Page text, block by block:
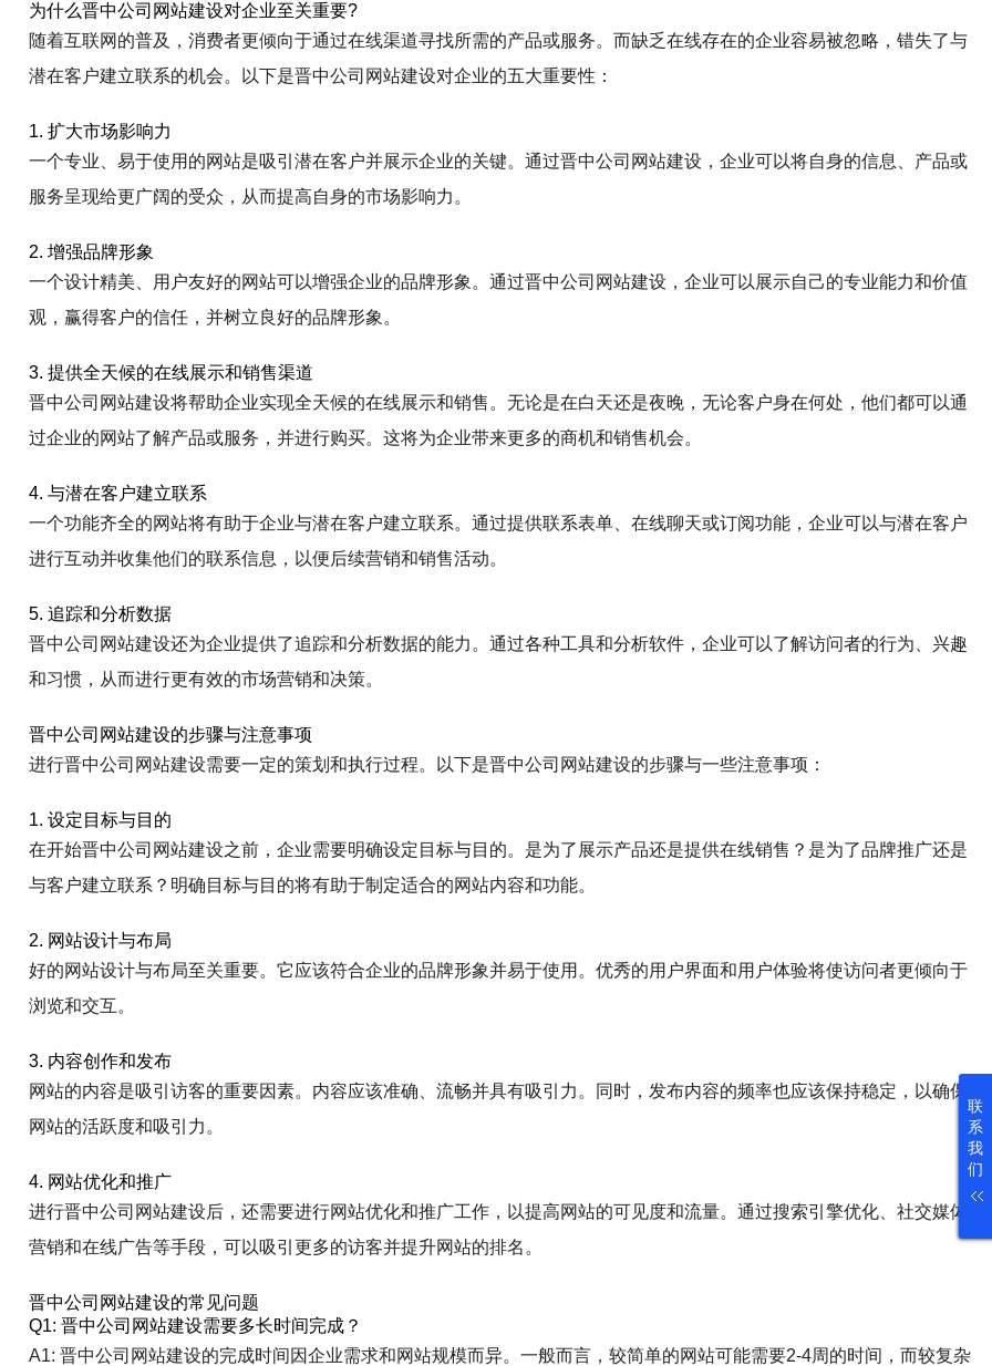
联
系
我
们
为什么晋中公司网站建设对企业至关重要?
随着互联网的普及，消费者更倾向于通过在线渠道寻找所需的产品或服务。而缺乏在线存在的企业容易被忽略，错失了与
潜在客户建立联系的机会。以下是晋中公司网站建设对企业的五大重要性：
1. 扩大市场影响力
一个专业、易于使用的网站是吸引潜在客户并展示企业的关键。通过晋中公司网站建设，企业可以将自身的信息、产品或
服务呈现给更广阔的受众，从而提高自身的市场影响力。
2. 增强品牌形象
一个设计精美、用户友好的网站可以增强企业的品牌形象。通过晋中公司网站建设，企业可以展示自己的专业能力和价值
观，赢得客户的信任，并树立良好的品牌形象。
3. 提供全天候的在线展示和销售渠道
晋中公司网站建设将帮助企业实现全天候的在线展示和销售。无论是在白天还是夜晚，无论客户身在何处，他们都可以通
过企业的网站了解产品或服务，并进行购买。这将为企业带来更多的商机和销售机会。
4. 与潜在客户建立联系
一个功能齐全的网站将有助于企业与潜在客户建立联系。通过提供联系表单、在线聊天或订阅功能，企业可以与潜在客户
进行互动并收集他们的联系信息，以便后续营销和销售活动。
5. 追踪和分析数据
晋中公司网站建设还为企业提供了追踪和分析数据的能力。通过各种工具和分析软件，企业可以了解访问者的行为、兴趣
和习惯，从而进行更有效的市场营销和决策。
晋中公司网站建设的步骤与注意事项
进行晋中公司网站建设需要一定的策划和执行过程。以下是晋中公司网站建设的步骤与一些注意事项：
1. 设定目标与目的
在开始晋中公司网站建设之前，企业需要明确设定目标与目的。是为了展示产品还是提供在线销售？是为了品牌推广还是
与客户建立联系？明确目标与目的将有助于制定适合的网站内容和功能。
2. 网站设计与布局
好的网站设计与布局至关重要。它应该符合企业的品牌形象并易于使用。优秀的用户界面和用户体验将使访问者更倾向于
浏览和交互。
3. 内容创作和发布
网站的内容是吸引访客的重要因素。内容应该准确、流畅并具有吸引力。同时，发布内容的频率也应该保持稳定，以确保
网站的活跃度和吸引力。
4. 网站优化和推广
进行晋中公司网站建设后，还需要进行网站优化和推广工作，以提高网站的可见度和流量。通过搜索引擎优化、社交媒体
营销和在线广告等手段，可以吸引更多的访客并提升网站的排名。
晋中公司网站建设的常见问题
Q1: 晋中公司网站建设需要多长时间完成？
A1: 晋中公司网站建设的完成时间因企业需求和网站规模而异。一般而言，较简单的网站可能需要2-4周的时间，而较复杂